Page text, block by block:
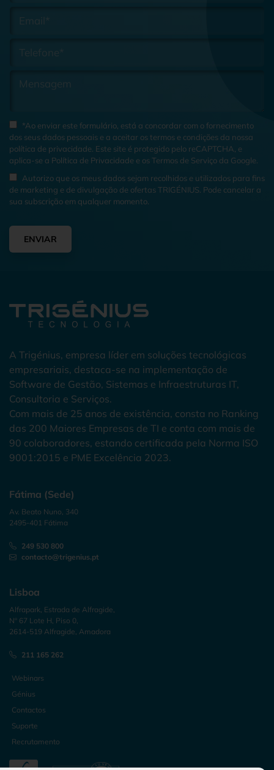
*Ao enviar este formulário, está a concordar com o fornecimento
dos seus dados pessoais e a aceitar os termos e condições da nossa
política de privacidade . Este site é protegido pelo reCAPTCHA, e
aplica-se a Política de Privacidade e osTermos de Serviço da Google.
Autorizo que os meus dados sejam recolhidos e utilizados para fins
de marketing e de divulgação de ofertas TRIGÉNIUS. Pode cancelar a
sua subscrição em qualquer momento.
ENVIAR
A Trigénius, empresa líder em soluções tecnológicas
empresariais, destaca-se na implementação de
Software de Gestão, Sistemas e Infraestruturas IT,
Consultoria e Serviços.
Com mais de 25 anos de existência, consta no Ranking
das 200 Maiores Empresas de TI e conta com mais de
90 colaboradores, estando certificada pela Norma ISO
9001:2015 e PME Excelência 2023.
Fátima (Sede)
Av. Beato Nuno, 340
2495-401 Fátima
249 530 800
contacto@trigenius.pt
Lisboa
Alfrapark, Estrada de Alfragide,
Nº 67 Lote H, Piso 0,
2614-519 Alfragide, Amadora
211 165 262
Webinars
Génius
Contactos
Suporte
Recrutamento